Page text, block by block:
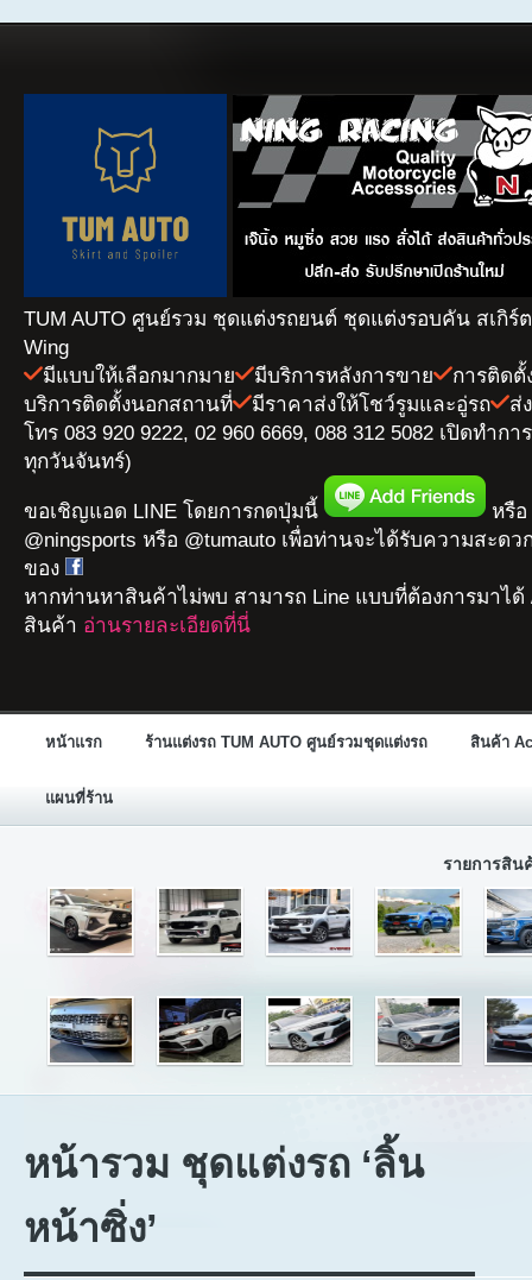
TUM AUTO ศูนย์รวม ชุดแต่งรถยนต์ ชุดแต่งรอบคัน สเกิร์
Wing
มีแบบให้เลือกมากมาย
มีบริการหลังการขาย
การติดตั้
บริการติดตั้งนอกสถานที่
มีราคาส่งให้โชว์รูมและอู่รถ
ส่
โทร 083 920 9222, 02 960 6669, 088 312 5082 เปิดทำก
ทุกวันจันทร์)
ขอเชิญแอด LINE โดยการกดปุ่มนี้
หรือ
@ningsports หรือ @tumauto เพื่อท่านจะได้รับความสะดว
ของ
หากท่านหาสินค้าไม่พบ สามารถ Line แบบที่ต้องการมาได้
สินค้า อ่านรายละเอียดที่นี่
หน้าแรก ร้านแต่งรถ TUM AUTO ศูนย์รวมชุดแต่งรถ สินค้า
แผนที่ร้าน
รายการสิน
หน้ารวม ชุดแต่งรถ ‘ลิ้น
หน้าซิ่ง’